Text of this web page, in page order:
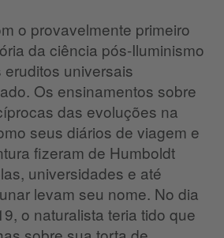
o provavelmente primeiro
da ciência pós-Iluminismo
universais
Os ensinamentos sobre
das evoluções na
seus diários de viagem e
fizeram de Humboldt
universidades e até
levam seu nome. No dia
o naturalista teria tido que